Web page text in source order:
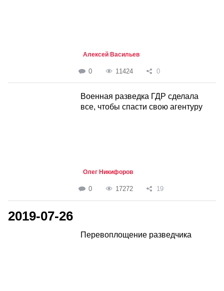
Алексей Васильев
0 11424 0
Военная разведка ГДР сделала
все, чтобы спасти свою агентуру
Олег Никифоров
0 17272 19
2019-07-26
Перевоплощение разведчика